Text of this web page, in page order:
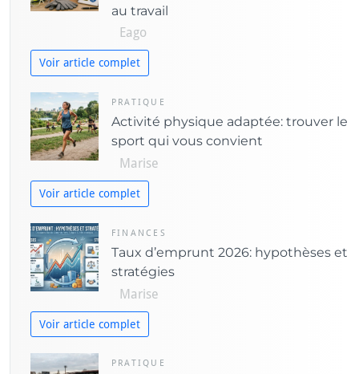
e
au travail
Eago
Voir article complet
PRATIQUE
Activité physique adaptée: trouver le
sport qui vous convient
Marise
Voir article complet
FINANCES
Taux d’emprunt 2026: hypothèses et
stratégies
Marise
Voir article complet
PRATIQUE